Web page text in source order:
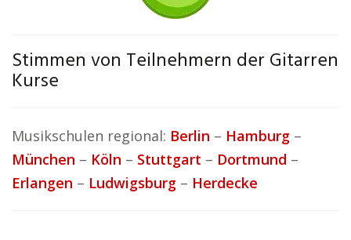
Stimmen von Teilnehmern der Gitarren
Kurse
Musikschulen regional: Berlin – Hamburg –
München – Köln – Stuttgart – Dortmund –
Erlangen – Ludwigsburg – Herdecke